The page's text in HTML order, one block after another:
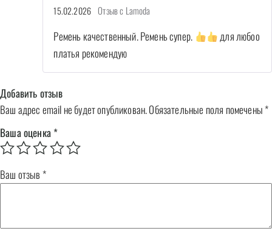
15.02.2026 Отзыв с Lamoda
Ремень качественный. Ремень супер.
для любоо
платья рекомендую
Добавить отзыв
Ваш адрес email не будет опубликован.Обязательные поля помечены*
Ваша оценка *
Ваш отзыв *